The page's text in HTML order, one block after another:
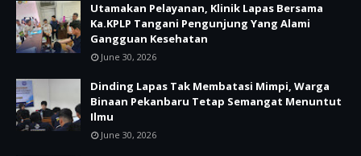
Utamakan Pelayanan, Klinik Lapas Bersama
Ka.KPLP Tangani Pengunjung Yang Alami
Gangguan Kesehatan
June 30, 2026
Dinding Lapas Tak Membatasi Mimpi, Warga
Binaan Pekanbaru Tetap Semangat Menuntut
Ilmu
June 30, 2026